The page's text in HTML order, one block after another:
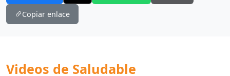
Copiar enlace
Videos de Saludable